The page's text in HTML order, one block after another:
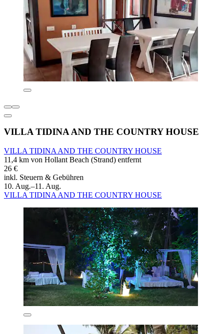
VILLA TIDINA AND THE COUNTRY HOUSE
VILLA TIDINA AND THE COUNTRY HOUSE
11,4 km von Hollant Beach (Strand) entfernt
26 €
inkl. Steuern & Gebühren
10. Aug.–11. Aug.
VILLA TIDINA AND THE COUNTRY HOUSE